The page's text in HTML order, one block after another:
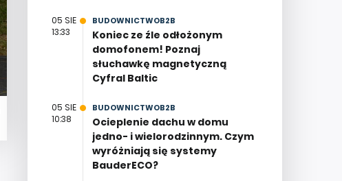
05 SIE
13:33
BUDOWNICTWOB2B
Koniec ze źle odłożonym
domofonem! Poznaj
słuchawkę magnetyczną
Cyfral Baltic
05 SIE
10:38
BUDOWNICTWOB2B
Ocieplenie dachu w domu
jedno- i wielorodzinnym. Czym
wyróżniają się systemy
BauderECO?